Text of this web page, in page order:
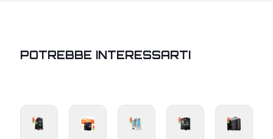
POTREBBE INTERESSARTI